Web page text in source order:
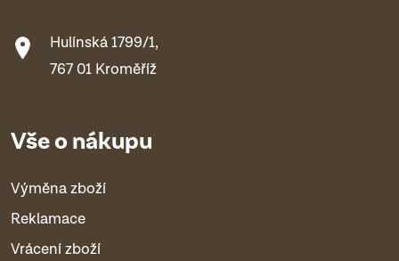
Hulínská 1799/1,
767 01 Kroměříž
Vše o nákupu
Výměna zboží
Reklamace
Vrácení zboží